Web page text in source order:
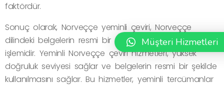
faktördür.
Sonuç olarak, Norveççe yeminli çeviri, Norveççe
dilindeki belgelerin resmi bir şekilde tercüme edilmesi
işlemidir. Yeminli Norveççe çeviri hizmetleri, yüksek
doğruluk seviyesi sağlar ve belgelerin resmi bir şekilde
kullanılmasını sağlar. Bu hizmetler, yeminli tercümanlar
Müşteri Hizmetleri